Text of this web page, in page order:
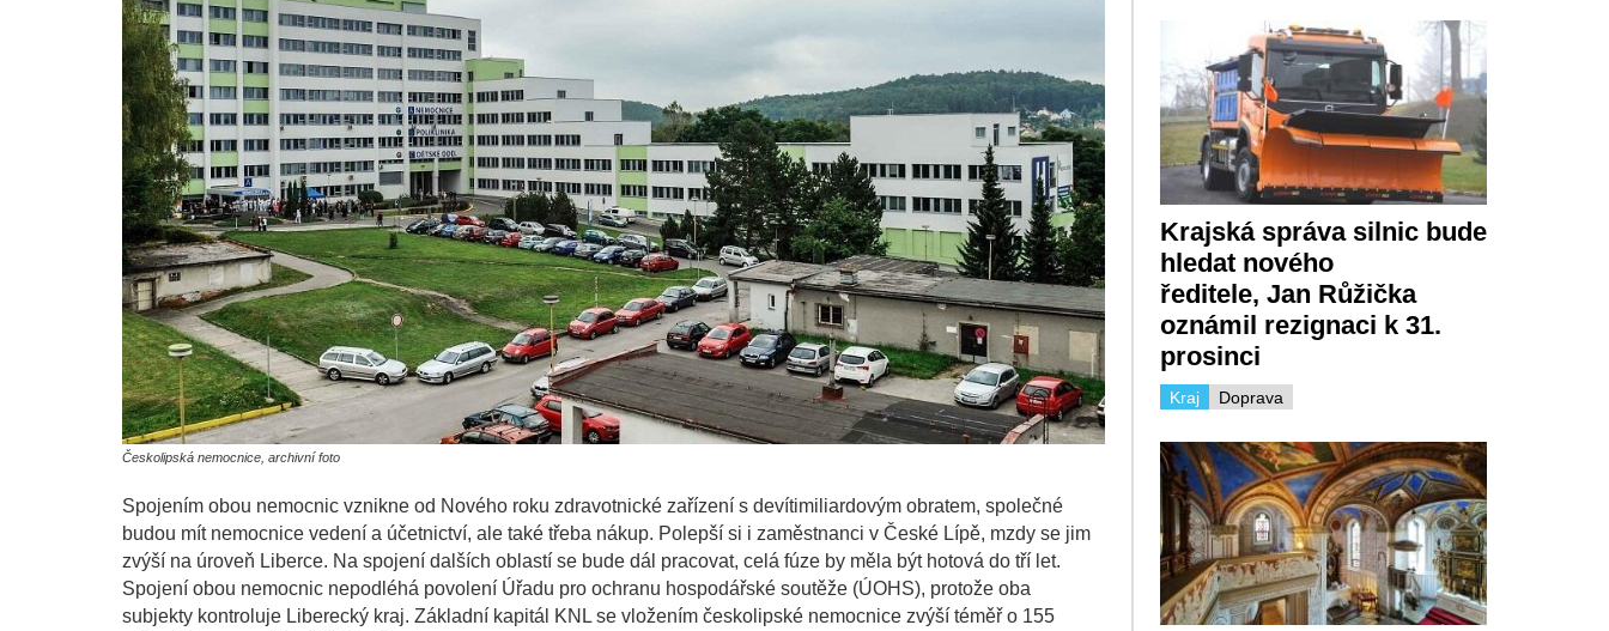
Českolipská nemocnice, archivní foto
Spojením obou nemocnic vznikne od Nového roku zdravotnické zařízení s devítimiliardovým obratem, společné
budou mít nemocnice vedení a účetnictví, ale také třeba nákup. Polepší si i zaměstnanci v České Lípě, mzdy se jim
zvýší na úroveň Liberce. Na spojení dalších oblastí se bude dál pracovat, celá fúze by měla být hotová do tří let.
Spojení obou nemocnic nepodléhá povolení Úřadu pro ochranu hospodářské soutěže (ÚOHS), protože oba
subjekty kontroluje Liberecký kraj. Základní kapitál KNL se vložením českolipské nemocnice zvýší téměř o 155
Krajská správa silnic bude
hledat nového
ředitele, Jan Růžička
oznámil rezignaci k 31.
prosinci
Doprava
Kraj